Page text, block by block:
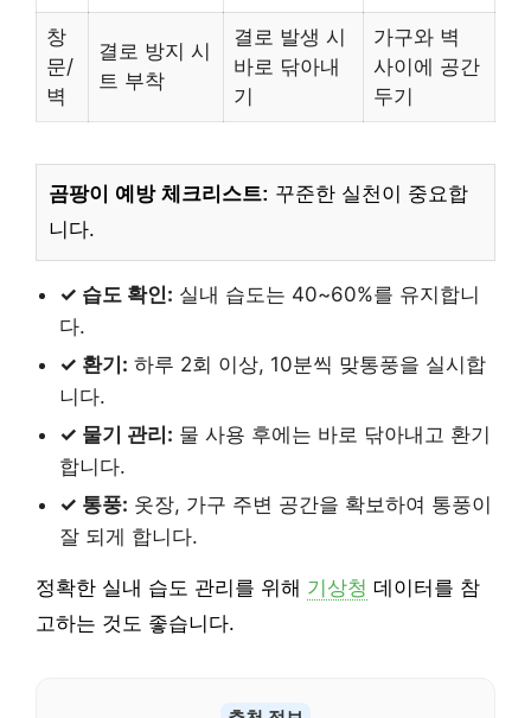
창
문/
벽
결로 방지 시
트 부착
결로 발생 시
바로 닦아내
기
가구와 벽
사이에 공간
두기
곰팡이 예방 체크리스트: 꾸준한 실천이 중요합
니다.
✓ 습도 확인: 실내 습도는 40~60%를 유지합니
다.
✓ 환기: 하루 2회 이상, 10분씩 맞통풍을 실시합
니다.
✓ 물기 관리: 물 사용 후에는 바로 닦아내고 환기
합니다.
✓ 통풍: 옷장, 가구 주변 공간을 확보하여 통풍이
잘 되게 합니다.
정확한 실내 습도 관리를 위해 기상청 데이터를 참
고하는 것도 좋습니다.